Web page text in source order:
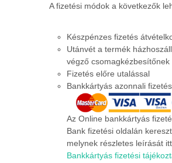
A fizetési módok a következők
Készpénzes fizetés
Utánvét a termék
végző csomagkézbesítőnek
Fizetés előre utalással
Bankkártyás azonnali fizetés
Az Online bankkártyás
Bank fizetési oldalán
melynek részletes leírását
Bankkártyás fizetési